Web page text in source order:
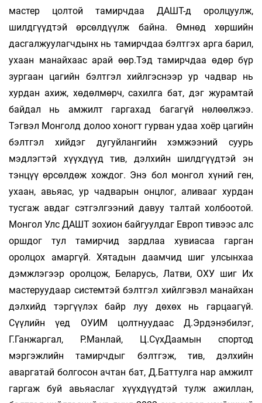
мастер цолтой тамирчдаа ДАШТ-д оролцуулж,
шилдгүүдтэй өрсөлдүүлж байна. Өмнөд хөршийн
дасгалжуулагчдынх нь тамирчдаа бэлтгэх арга барил,
ухаан манайхаас арай өөр.Тэд тамирчдаа өдөр бүр
зургаан цагийн бэлтгэл хийлгэснээр ур чадвар нь
хурдан ахиж, хөдөлмөрч, сахилга бат, дэг журамтай
байдал нь амжилт гаргахад багагүй нөлөөлжээ.
Тэгвэл Монголд долоо хоногт гурван удаа хоёр цагийн
бэлтгэл хийдэг дугуйлангийн хэмжээний суурь
мэдлэгтэй хүүхдүүд тив, дэлхийн шилдгүүдтэй эн
тэнцүү өрсөлдөж хождог. Энэ бол монгол хүний ген,
ухаан, авьяас, ур чадварын онцлог, аливааг хурдан
тусгаж авдаг сэтгэлгээний давуу талтай холбоотой.
Монгол Улс ДАШТ зохион байгуулдаг Европ тивээс алс
оршдог тул тамирчид зардлаа хувиасаа гарган
оролцох амаргүй. Хятадын даамчид шиг улсынхаа
дэмжлэгээр оролцож, Беларусь, Латви, ОХУ шиг Их
мастеруудаар системтэй бэлтгэл хийлгэвэл манайхан
дэлхийд тэргүүлэх байр луу дөхөх нь гар­цаагүй.
Сүүлийн үед ОУИМ цолтнуудаас Д.Эрдэнэбилэг,
Г.Ганжаргал, Р.Манлай, Ц.СүхДаамын спортод
мэргэжлийн тамирчдыг бэлтгэж, тив, дэлхийн
аваргатай болгосон ачтан бат, Д.Баттулга нар амжилт
гаргаж буй авьяаслаг хүүхдүүдтэй тулж ажиллан,